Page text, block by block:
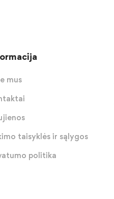
mus
taisyklės ir sąlygos
politika